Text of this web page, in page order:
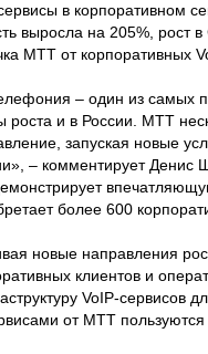
в корпоративном
выросла на 205%, рост в
МТТ от корпоративных
– один из самых
роста и в России. МТТ
запуская новые
– комментирует Денис
более 600
новые направления
клиентов и
VoIP-сервисов
от МТТ